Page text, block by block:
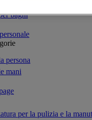
bagni
persona
mani
per la pulizia e la